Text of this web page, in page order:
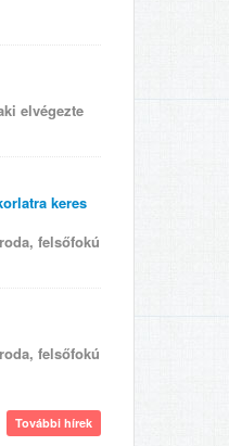
elvégezte
keres
felsőfokú
felsőfokú
További hírek